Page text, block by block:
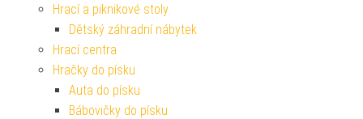
Hrací a piknikové stoly
Dětský záhradní nábytek
Hrací centra
Hračky do písku
Auta do písku
Bábovičky do písku